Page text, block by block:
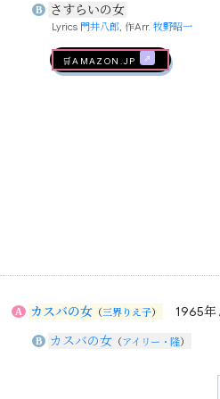
B さすらいの女
Lyrics 門井八郎, 作Arr. 牧野昭一
🛒AMAZON.jp
A カスバの女 （三界りえ子） 1965年
B カスバの女（アイリー・隆）